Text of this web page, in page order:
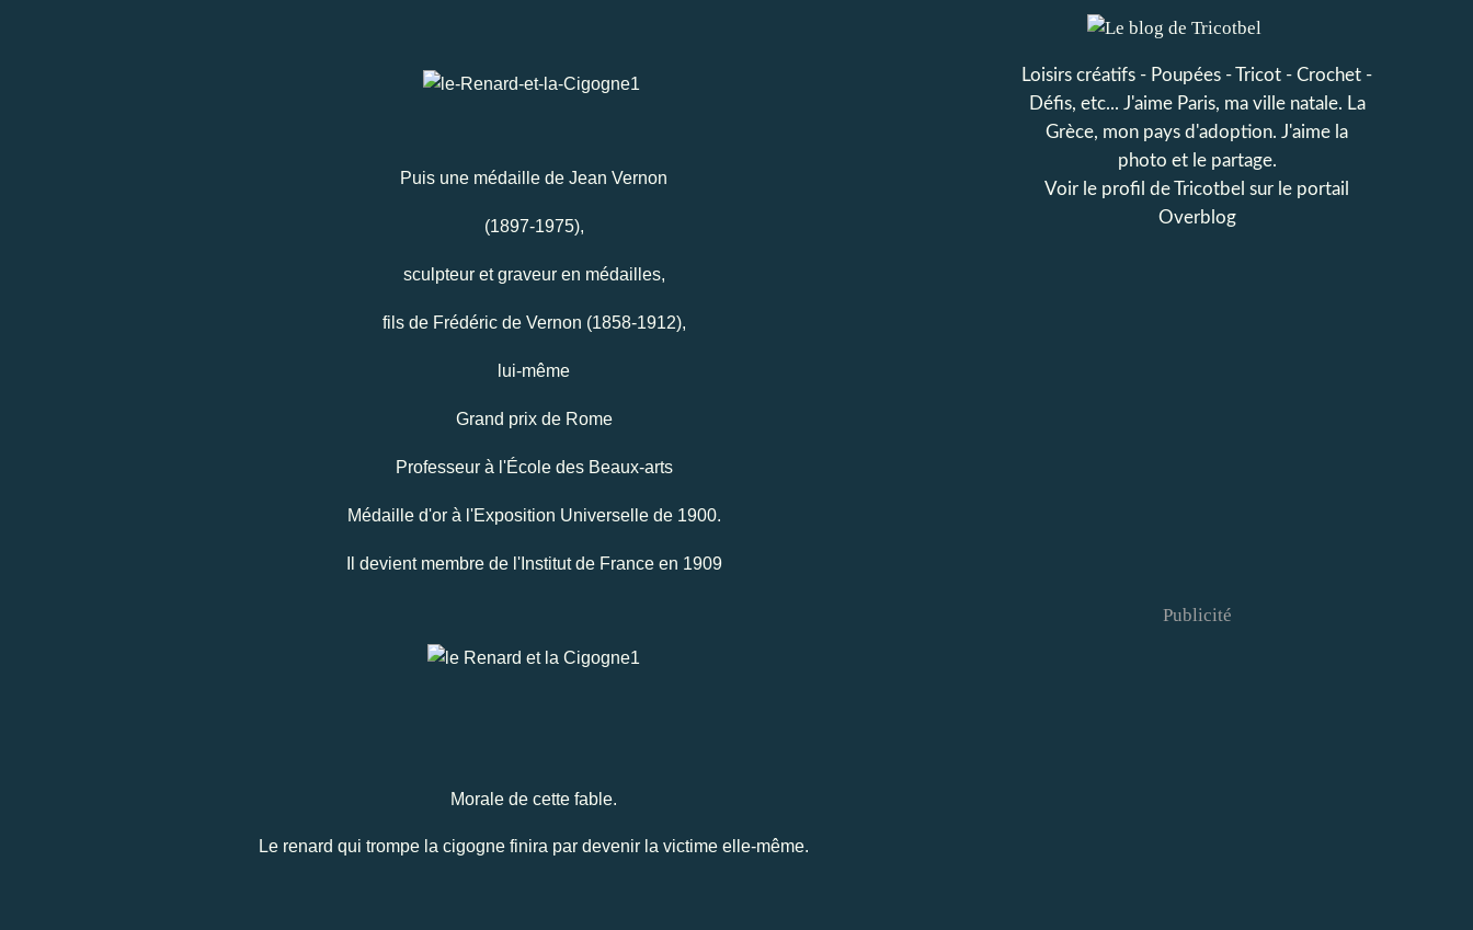
Puis une médaille de Jean Vernon
(1897-1975),
sculpteur et graveur en médailles,
fils de Frédéric de Vernon (1858-1912),
lui-même
Grand prix de Rome
Professeur à l'École des Beaux-arts
Médaille d'or à l'Exposition Universelle de 1900.
Il devient membre de l'Institut de France en 1909
Morale de cette fable.
Le renard qui trompe la cigogne finira par devenir la victime elle-même.
Loisirs créatifs - Poupées - Tricot - Crochet -
Défis, etc... J'aime Paris, ma ville natale. La
Grèce, mon pays d'adoption. J'aime la
photo et le partage.
Voir le profil deTricotbel sur le portail
Overblog
Publicité